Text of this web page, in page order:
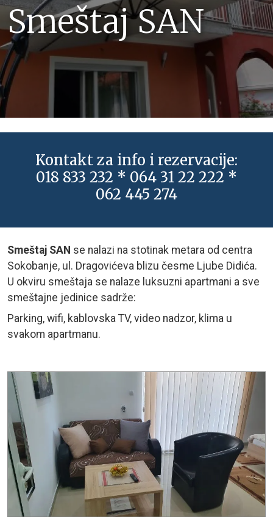
Smeštaj SAN
Kontakt za info i rezervacije:
018 833 232 * 064 31 22 222 *
062 445 274
Smeštaj SAN se nalazi na stotinak metara od centra
Sokobanje, ul. Dragovićeva blizu česme Ljube Didića.
U okviru smeštaja se nalaze luksuzni apartmani a sve
smeštajne jedinice sadrže:
Parking, wifi, kablovska TV, video nadzor, klima u
svakom apartmanu.